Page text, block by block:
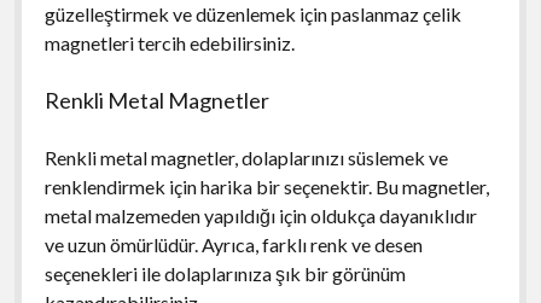
güzelleştirmek ve düzenlemek için paslanmaz çelik
magnetleri tercih edebilirsiniz.
Renkli Metal Magnetler
Renkli metal magnetler, dolaplarınızı süslemek ve
renklendirmek için harika bir seçenektir. Bu magnetler,
metal malzemeden yapıldığı için oldukça dayanıklıdır
ve uzun ömürlüdür. Ayrıca, farklı renk ve desen
seçenekleri ile dolaplarınıza şık bir görünüm